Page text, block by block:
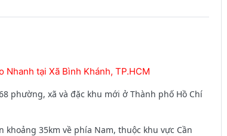
tại Xã Bình Khánh, TP.HCM
phường, xã và đặc khu mới ở Thành phố Hồ Chí
35km về phía Nam, thuộc khu vực Cần